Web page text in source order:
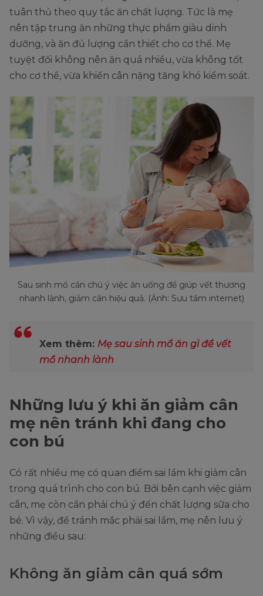
tuân thủ theo quy tắc ăn chất lượng. Tức là mẹ
nên tập trung ăn những thực phẩm giàu dinh
dưỡng, và ăn đủ lượng cần thiết cho cơ thể. Mẹ
tuyệt đối không nên ăn quá nhiều, vừa không tốt
cho cơ thể, vừa khiến cân nặng tăng khó kiểm soát.
Sau sinh mổ cần chú ý việc ăn uống để giúp vết thương
nhanh lành, giảm cân hiệu quả. (Ảnh: Sưu tầm internet)
Xem thêm: Mẹ sau sinh mổ ăn gì để vết
mổ nhanh lành
Những lưu ý khi ăn giảm cân
mẹ nên tránh khi đang cho
con bú
Có rất nhiều mẹ có quan điểm sai lầm khi giảm cân
trong quá trình cho con bú. Bởi bên cạnh việc giảm
cân, mẹ còn cần phải chú ý đến chất lượng sữa cho
bé. Vì vậy, để tránh mắc phải sai lầm, mẹ nên lưu ý
những điều sau:
Không ăn giảm cân quá sớm